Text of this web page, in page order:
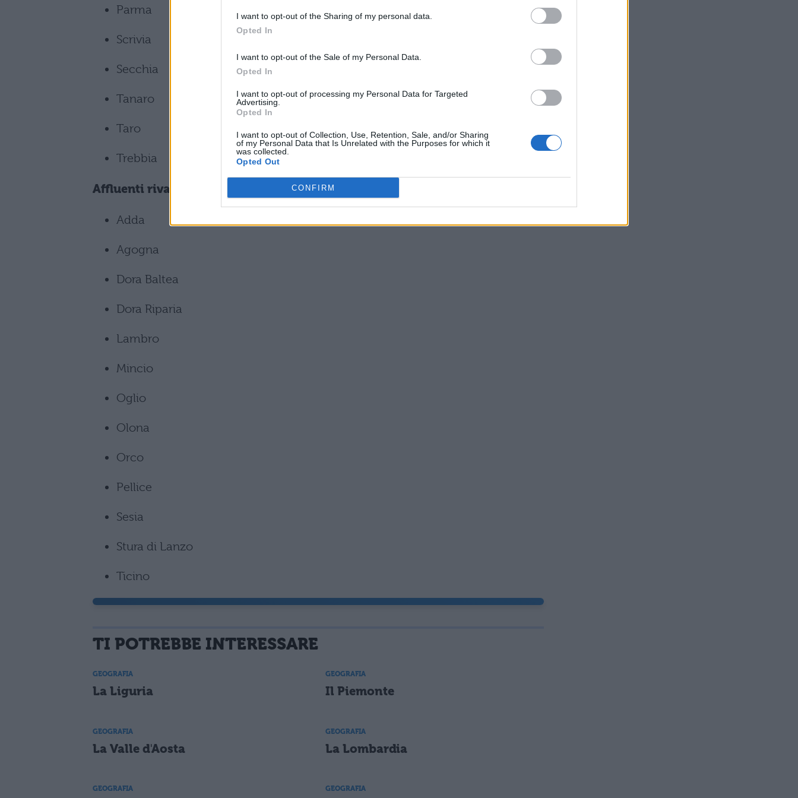
I want to opt-out of the Sharing of my personal data.
Opted In
I want to opt-out of the Sale of my Personal Data.
Opted In
I want to opt-out of processing my Personal Data for Targeted
Advertising.
Opted In
I want to opt-out of Collection, Use, Retention, Sale, and/or Sharing
of my Personal Data that Is Unrelated with the Purposes for which it
was collected.
Opted Out
CONFIRM
Parma
Scrivia
Secchia
Tanaro
Taro
Trebbia
Affluenti riva sinistra
Adda
Agogna
Dora Baltea
Dora Riparia
Lambro
Mincio
Oglio
Olona
Orco
Pellice
Sesia
Stura di Lanzo
Ticino
TI POTREBBE INTERESSARE
GEOGRAFIA
La Liguria
GEOGRAFIA
Il Piemonte
GEOGRAFIA
La Valle d'Aosta
GEOGRAFIA
La Lombardia
GEOGRAFIA GEOGRAFIA